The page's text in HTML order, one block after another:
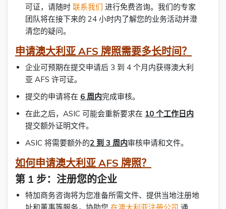
可证，请随时 联系我们 进行免费咨询。我们的专家
团队将在接下来的 24 小时内了解您的业务活动并澄
清您的疑问。
申请澳大利亚 AFS 牌照需要多长时间？
企业可预期在提交申请后 3 到 4 个月内获得澳大利
亚 AFS 许可证。
提交的申请将在 6 周内完成审核。
在此之后，ASIC 可能会重新要求在 10 个工作日内
提交额外证明文件。
ASIC 将需要额外的2 到 3 周内审核申请和文件。
如何申请澳大利亚 AFS 牌照？
第 1 步：注册您的企业
特加商务咨询将为您准备所需文件、提供当地注册地